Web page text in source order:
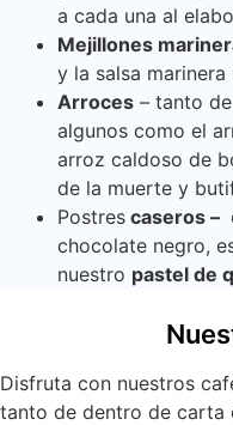
a cada una al
Mejillones
y la salsa
Arroces – tanto
algunos como el
arroz caldoso de
de la muerte y
Postres caseros –
chocolate negro,
nuestro pastel de
Disfruta con nuestros
tanto de dentro de carta